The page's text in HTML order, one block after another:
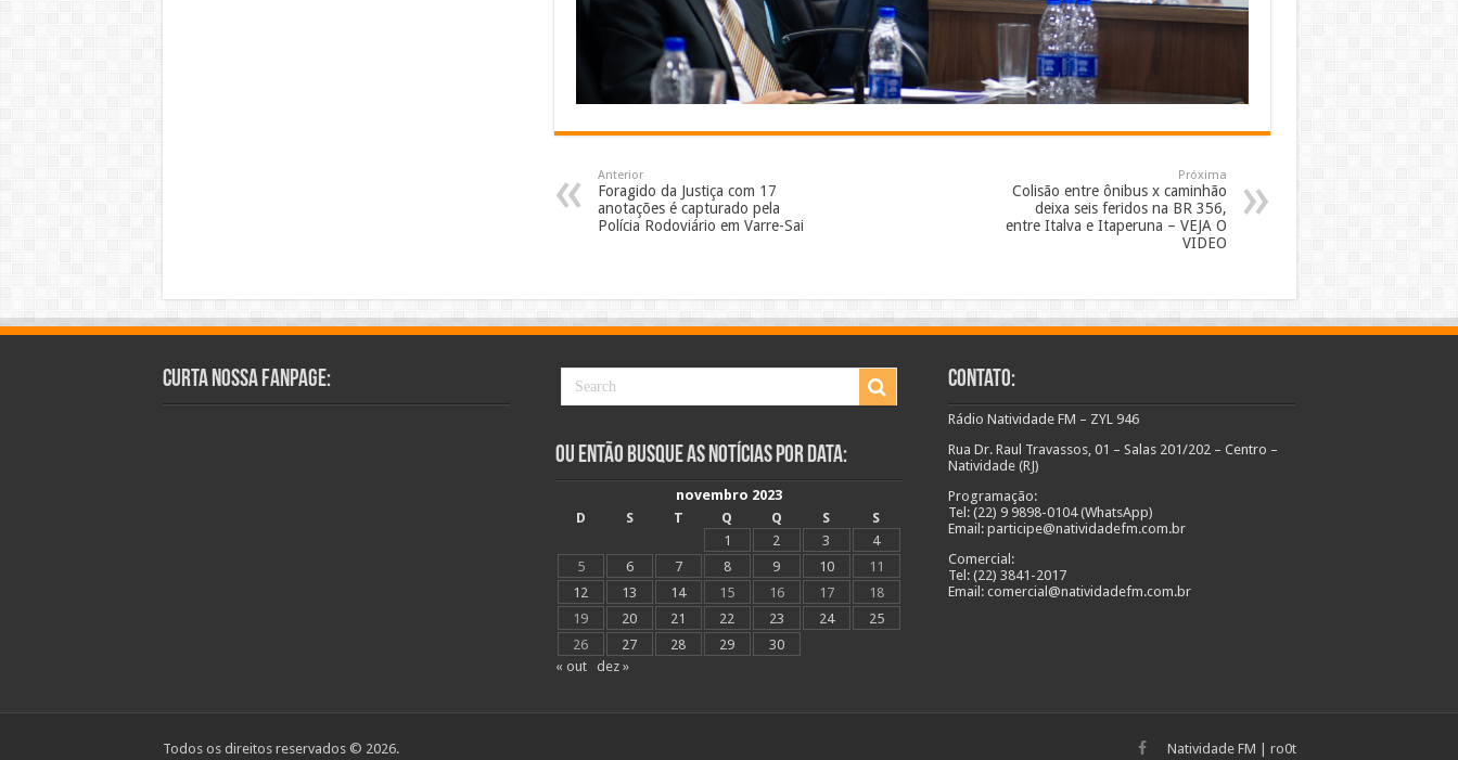
Anterior
Foragido da Justiça com 17
anotações é capturado pela
Polícia Rodoviário em Varre-Sai
Próxima
Colisão entre ônibus x caminhão
deixa seis feridos na BR 356,
entre Italva e Itaperuna – VEJA O
VIDEO
Curta Nossa Fanpage:
Ou Então Busque as Notícias Por Data:
novembro 2023
D
S T Q Q S
S
1
2 3
4
5
6 7 8 9 10
11
12
13 14 15 16 17
18
19
20 21 22 23 24
25
26
27 28 29
30
« out
dez »
Contato:
Rádio Natividade FM – ZYL 946
Rua Dr. Raul Travassos, 01 – Salas 201/202 – Centro –
Natividade (RJ)
Programação:
Tel: (22) 9 9898-0104 (WhatsApp)
Email: participe@natividadefm.com.br
Comercial:
Tel: (22) 3841-2017
Email: comercial@natividadefm.com.br
Natividade FM ro0t
Todos os direitos reservados © 2026.